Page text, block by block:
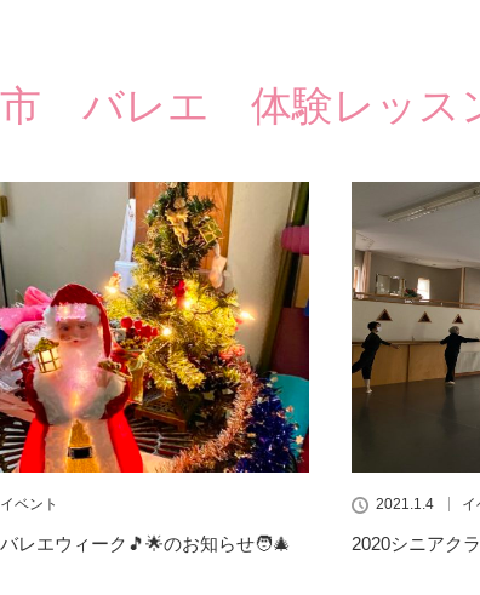
市 バレエ 体験レッス
イベント
レエウィーク🎵🌟のお知らせ🧑‍🎄
2021.1.4 イ
2020シニアク